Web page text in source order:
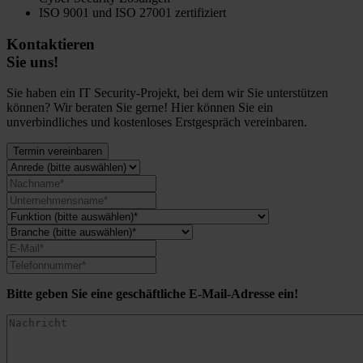
ISO 9001 und ISO 27001 zertifiziert
Kontaktieren
Sie uns!
Sie haben ein IT Security-Projekt, bei dem wir Sie unterstützen
können? Wir beraten Sie gerne! Hier können Sie ein
unverbindliches und kostenloses Erstgespräch vereinbaren.
Termin vereinbaren
Bitte geben Sie eine geschäftliche E-Mail-Adresse ein!